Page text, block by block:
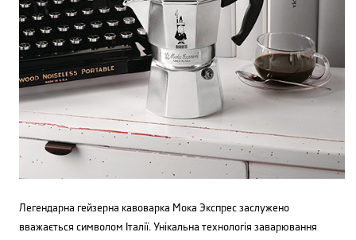
Легендарна гейзерна кавоварка Мока Экспрес заслужено
вважається символом Італії. Унікальна технологія заварювання